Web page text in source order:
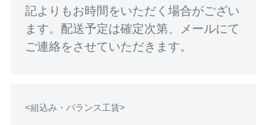
記よりもお時間をいただく場合がござい
ます。配送予定は確定次第、メールにて
ご連絡をさせていただきます。
<組込み・バランス工賃>